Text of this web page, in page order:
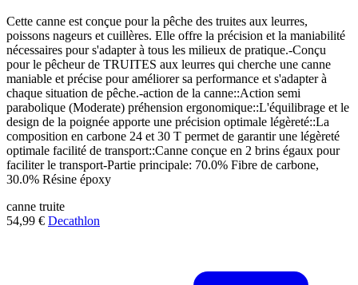
Cette canne est conçue pour la pêche des truites aux leurres,
poissons nageurs et cuillères. Elle offre la précision et la maniabilité
nécessaires pour s'adapter à tous les milieux de pratique.-Conçu
pour le pêcheur de TRUITES aux leurres qui cherche une canne
maniable et précise pour améliorer sa performance et s'adapter à
chaque situation de pêche.-action de la canne::Action semi
parabolique (Moderate) préhension ergonomique::L'équilibrage et le
design de la poignée apporte une précision optimale légèreté::La
composition en carbone 24 et 30 T permet de garantir une légèreté
optimale facilité de transport::Canne conçue en 2 brins égaux pour
faciliter le transport-Partie principale: 70.0% Fibre de carbone,
30.0% Résine époxy
canne truite
54,99 € Decathlon